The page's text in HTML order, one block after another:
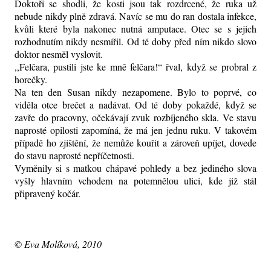
Doktoři se shodli, že kosti jsou tak rozdrcené, že ruka už
nebude nikdy plně zdravá. Navíc se mu do ran dostala infekce,
kvůli které byla nakonec nutná amputace. Otec se s jejich
rozhodnutím nikdy nesmířil. Od té doby před ním nikdo slovo
doktor nesměl vyslovit.
,,Felčara, pustili jste ke mně felčara!“ řval, když se probral z
horečky.
Na ten den Susan nikdy nezapomene. Bylo to poprvé, co
viděla otce brečet a nadávat. Od té doby pokaždé, když se
zavře do pracovny, očekávají zvuk rozbíjeného skla. Ve stavu
naprosté opilosti zapomíná, že má jen jednu ruku. V takovém
případě ho zjištění, že nemůže kouřit a zároveň upíjet, dovede
do stavu naprosté nepříčetnosti.
Vyměnily si s matkou chápavé pohledy a bez jediného slova
vyšly hlavním vchodem na potemnělou ulici, kde již stál
připravený kočár.
© Eva Molíková, 2010